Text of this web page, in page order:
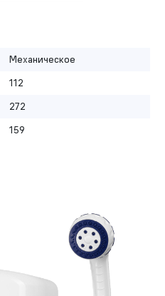
Механическое
112
272
159